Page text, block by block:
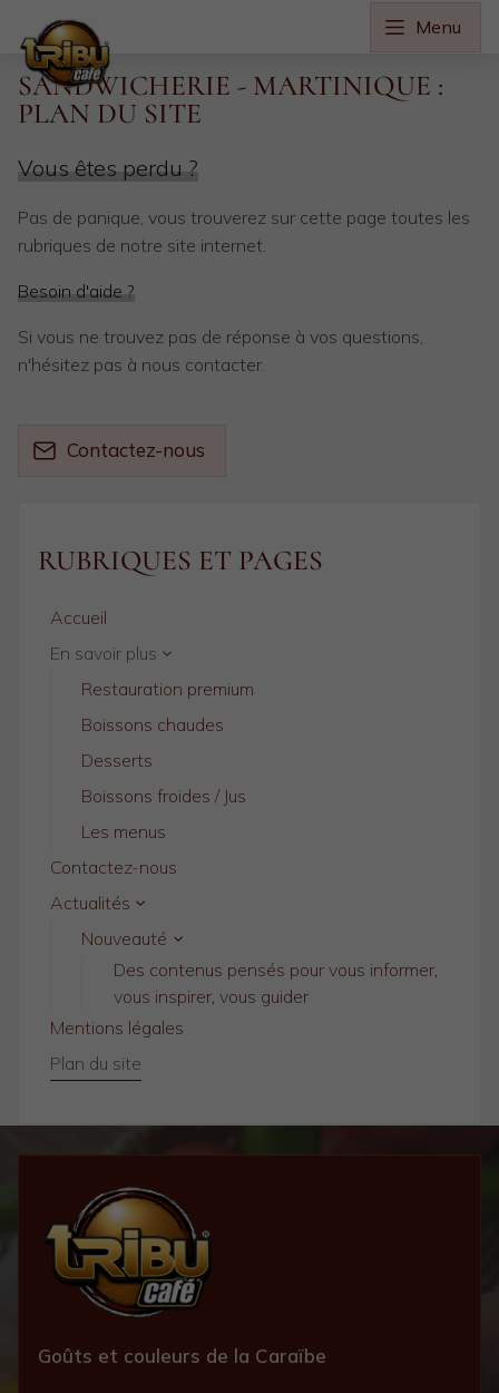
Menu
SANDWICHERIE - MARTINIQUE :
PLAN DU SITE
Vous êtes perdu ?
Pas de panique, vous trouverez sur cette page toutes les
rubriques de notre site internet.​​
Besoin d'aide ?
Si vous ne trouvez pas de réponse à vos questions,
n'hésitez pas à nous contacter.
Contactez-nous
RUBRIQUES ET PAGES
Accueil
En savoir plus
Restauration premium
Boissons chaudes
Desserts
Boissons froides / Jus
Les menus
Contactez-nous
Actualités
Nouveauté
Des contenus pensés pour vous informer,
vous inspirer, vous guider
Mentions légales
Plan du site
Goûts et couleurs de la Caraïbe